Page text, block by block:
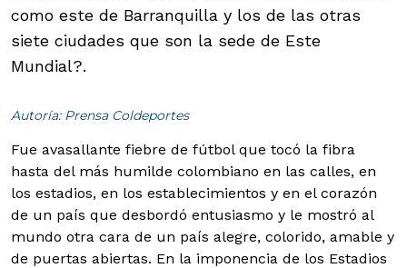
como este de Barranquilla y los de las otras
siete ciudades que son la sede de Este
Mundial?.
Autoría: Prensa Coldeportes
Fue avasallante fiebre de fútbol que tocó la fibra
hasta del más humilde colombiano en las calles, en
los estadios, en los establecimientos y en el corazón
de un país que desbordó entusiasmo y le mostró al
mundo otra cara de un país alegre, colorido, amable y
de puertas abiertas. En la imponencia de los Estadios